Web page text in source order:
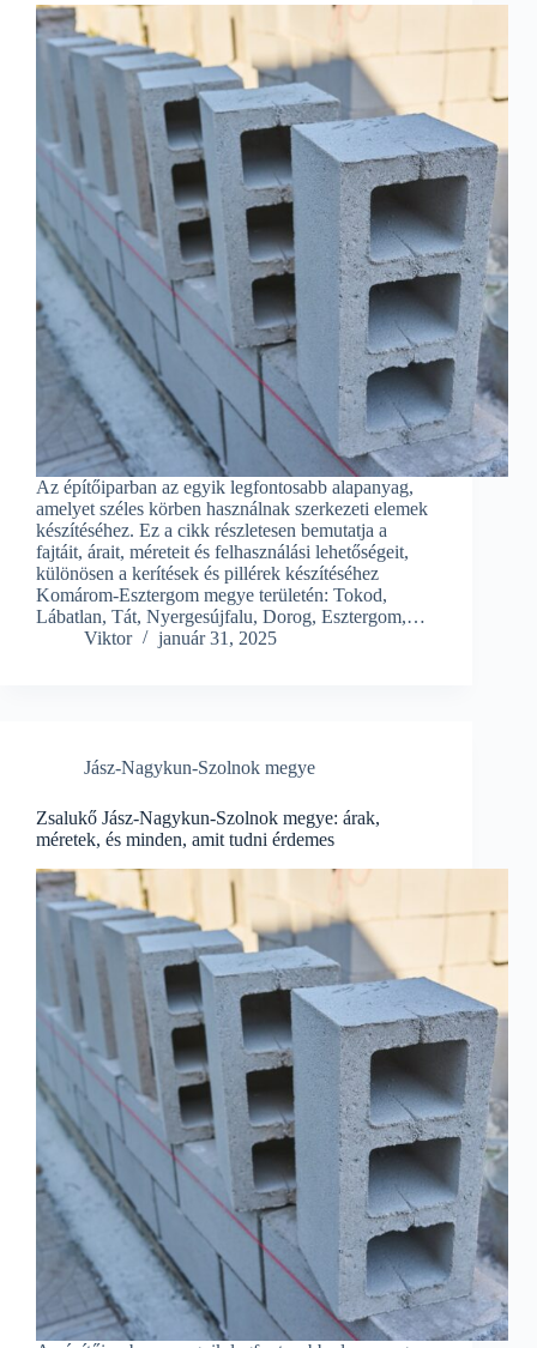
Az építőiparban az egyik legfontosabb alapanyag,
amelyet széles körben használnak szerkezeti elemek
készítéséhez. Ez a cikk részletesen bemutatja a
fajtáit, árait, méreteit és felhasználási lehetőségeit,
különösen a kerítések és pillérek készítéséhez
Komárom-Esztergom megye területén: Tokod,
Lábatlan, Tát, Nyergesújfalu, Dorog, Esztergom,…
Viktor
január 31, 2025
Jász-Nagykun-Szolnok megye
Zsalukő Jász-Nagykun-Szolnok megye: árak,
méretek, és minden, amit tudni érdemes